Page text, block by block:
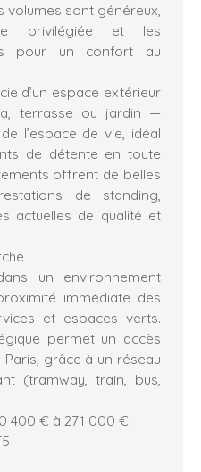
volumes sont généreux,
privilégiée et les
pour un confort au
d’un espace extérieur
terrasse ou jardin —
l’espace de vie, idéal
de détente en toute
offrent de belles
de standing,
actuelles de qualité et
un environnement
immédiate des
et espaces verts.
permet un accès
grâce à un réseau
(tramway, train, bus,
400 € à 271 000 €